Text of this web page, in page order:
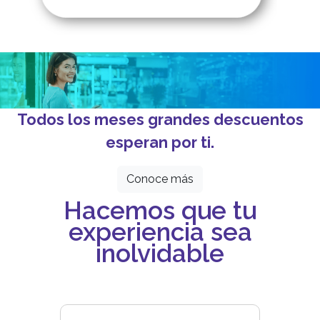
Todos los meses grandes descuentos
esperan por ti.
Conoce más
Hacemos que tu
experiencia sea
inolvidable